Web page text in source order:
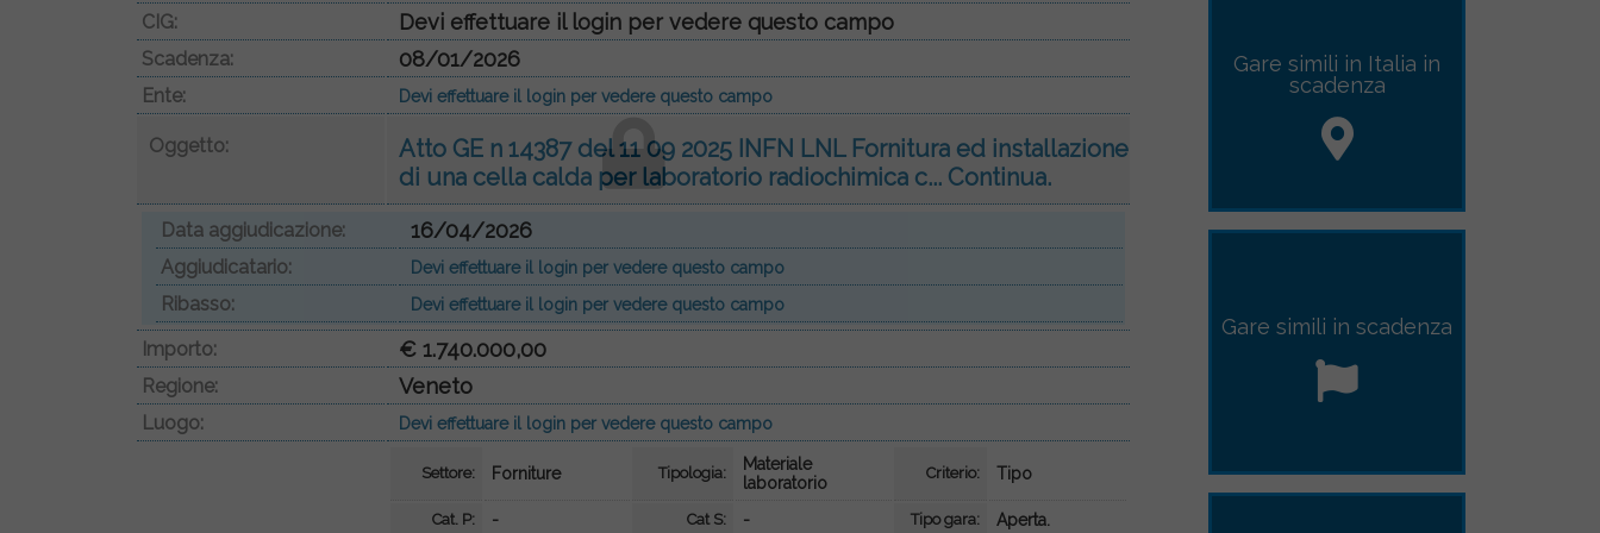
CIG: Devi effettuare il login per vedere questo campo
Scadenza: 08/01/2026
Ente: Devi effettuare il login per vedere questo campo
Oggetto:
Atto GE n 14387 del 11 09 2025 INFN LNL Fornitura ed installazione
di una cella calda per laboratorio radiochimica c... Continua.
Data aggiudicazione: 16/04/2026
Aggiudicatario: Devi effettuare il login per vedere questo campo
Ribasso: Devi effettuare il login per vedere questo campo
Importo: € 1.740.000,00
Regione: Veneto
Luogo: Devi effettuare il login per vedere questo campo
Settore: Forniture Tipologia:
Materiale
laboratorio
Criterio: Tipo
Cat. P: - Cat S: - Tipo gara: Aperta.
Gare simili in Italia in
scadenza
Gare simili in scadenza